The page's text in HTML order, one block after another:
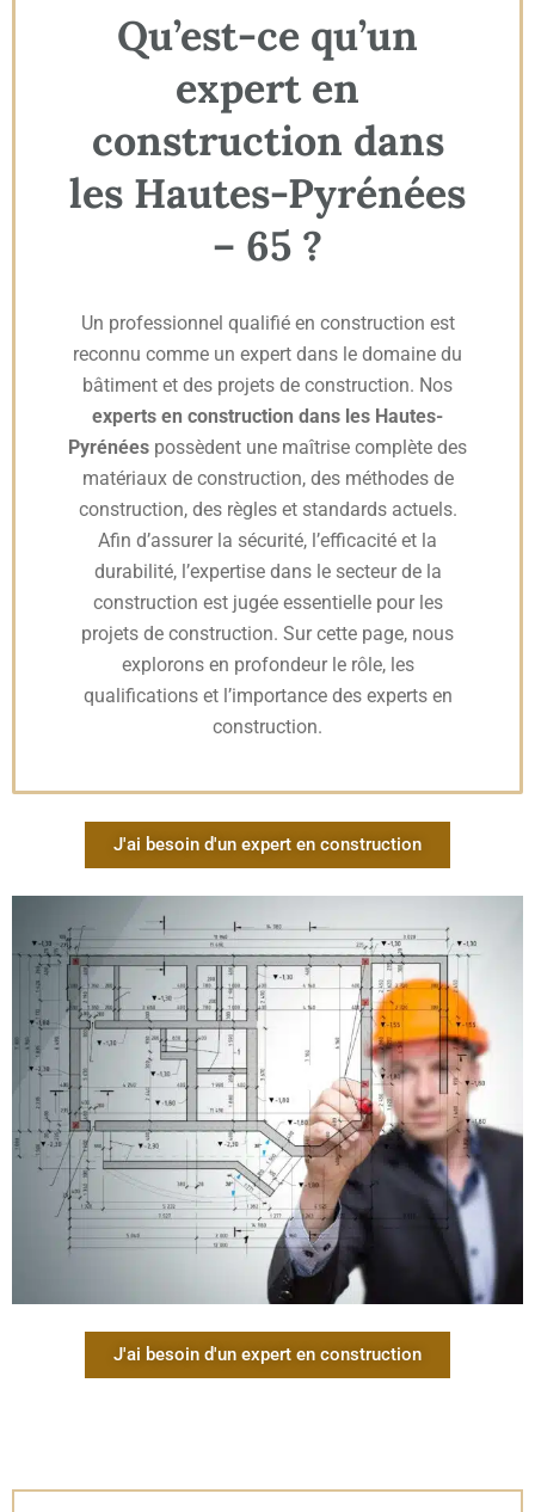
Qu’est-ce qu’un
expert en
construction dans
les Hautes-Pyrénées
– 65 ?
Un professionnel qualifié en construction est
reconnu comme un expert dans le domaine du
bâtiment et des projets de construction. Nos
experts en construction dans les Hautes-
Pyrénées possèdent une maîtrise complète des
matériaux de construction, des méthodes de
construction, des règles et standards actuels.
Afin d’assurer la sécurité, l’efficacité et la
durabilité, l’expertise dans le secteur de la
construction est jugée essentielle pour les
projets de construction. Sur cette page, nous
explorons en profondeur le rôle, les
qualifications et l’importance des experts en
construction.
J'ai besoin d'un expert en construction
J'ai besoin d'un expert en construction